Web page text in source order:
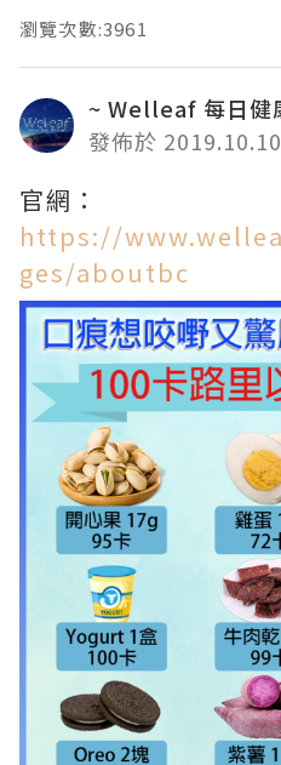
瀏覽次數:3961
~ Welleaf 每日健
發佈於 2019.10.10
官網：
https://
ges/aboutbc